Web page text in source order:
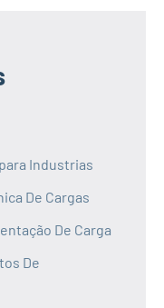
Industrias
De Cargas
De Carga
De